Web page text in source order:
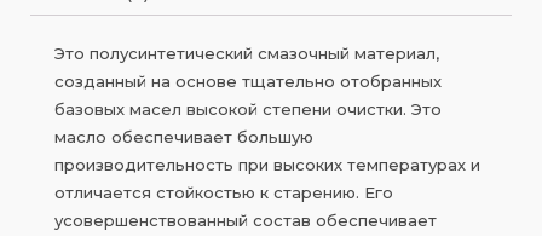
Это полусинтетический смазочный материал,
созданный на основе тщательно отобранных
базовых масел высокой степени очистки. Это
масло обеспечивает большую
производительность при высоких температурах и
отличается стойкостью к старению. Его
усовершенствованный состав обеспечивает